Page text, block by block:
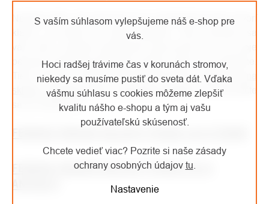
S vaším súhlasom vylepšujeme náš e-shop pre
vás.
Hoci radšej trávime čas v korunách stromov,
niekedy sa musíme pustiť do sveta dát. Vďaka
vášmu súhlasu s cookies môžeme zlepšiť
kvalitu nášho e-shopu a tým aj vašu
používateľskú skúsenosť.
Chcete vedieť viac? Pozrite si naše zásady
ochrany osobných údajov tu
Nastavenie
Nestoja málo, ale zároveň nie sú predražené (ako hovorí
klasik: za kvalitu sa oplatí priplatiť). Táto investícia sa
peniaze dostanete absolútnu kvalitu, ktorá vás nesklame.
Tieto nohavice odporúčame! Mimochodom, máme ich na
sklade, navštívte nás v kolínskej predajnia presvedčte
sa na vlastné oči.
FERRINO PÁNSKÉ KALHOTY PEHOE 2019